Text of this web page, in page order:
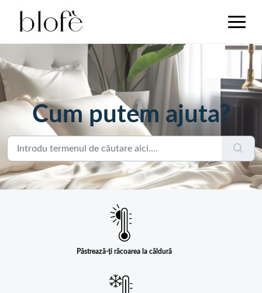
Cum putem ajuta?
Păstrează-ți răcoarea la căldură